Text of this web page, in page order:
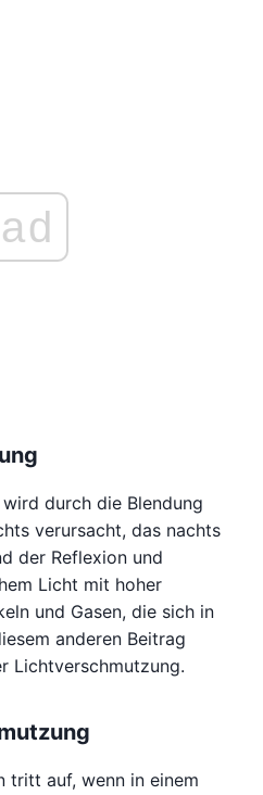
ad
durch die Blendung
verursacht, das nachts
der Reflexion und
Licht mit hoher
und Gasen, die sich in
anderen Beitrag
Lichtverschmutzung.
tritt auf, wenn in einem